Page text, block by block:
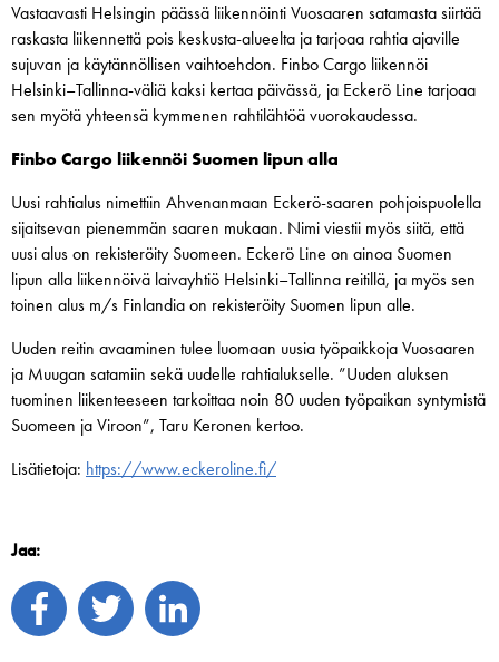
Vastaavasti Helsingin päässä liikennöinti Vuosaaren satamasta siirtää
raskasta liikennettä pois keskusta-alueelta ja tarjoaa rahtia ajaville
sujuvan ja käytännöllisen vaihtoehdon. Finbo Cargo liikennöi
Helsinki–Tallinna-väliä kaksi kertaa päivässä, ja Eckerö Line tarjoaa
sen myötä yhteensä kymmenen rahtilähtöä vuorokaudessa.
Finbo Cargo liikennöi Suomen lipun alla
Uusi rahtialus nimettiin Ahvenanmaan Eckerö-saaren pohjoispuolella
sijaitsevan pienemmän saaren mukaan. Nimi viestii myös siitä, että
uusi alus on rekisteröity Suomeen. Eckerö Line on ainoa Suomen
lipun alla liikennöivä laivayhtiö Helsinki–Tallinna reitillä, ja myös sen
toinen alus m/s Finlandia on rekisteröity Suomen lipun alle.
Uuden reitin avaaminen tulee luomaan uusia työpaikkoja Vuosaaren
ja Muugan satamiin sekä uudelle rahtialukselle. ”Uuden aluksen
tuominen liikenteeseen tarkoittaa noin 80 uuden työpaikan syntymistä
Suomeen ja Viroon”, Taru Keronen kertoo.
Lisätietoja: https://www.eckeroline.fi/
Jaa: